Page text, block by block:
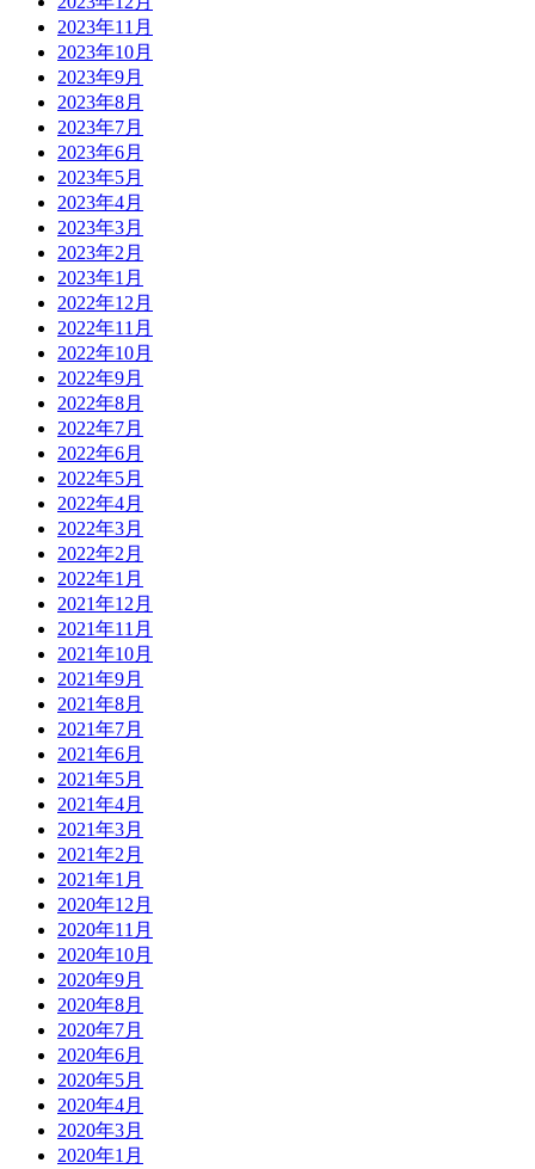
2023年11月
2023年10月
2023年9月
2023年8月
2023年7月
2023年6月
2023年5月
2023年4月
2023年3月
2023年2月
2023年1月
2022年12月
2022年11月
2022年10月
2022年9月
2022年8月
2022年7月
2022年6月
2022年5月
2022年4月
2022年3月
2022年2月
2022年1月
2021年12月
2021年11月
2021年10月
2021年9月
2021年8月
2021年7月
2021年6月
2021年5月
2021年4月
2021年3月
2021年2月
2021年1月
2020年12月
2020年11月
2020年10月
2020年9月
2020年8月
2020年7月
2020年6月
2020年5月
2020年4月
2020年3月
2020年1月